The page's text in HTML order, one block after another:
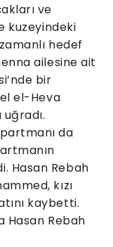
ve
kuzeyindeki
hedef
ailesine ait
bir
el-Heva
da
Hasan Rebah
kızı
kaybetti.
Hasan Rebah